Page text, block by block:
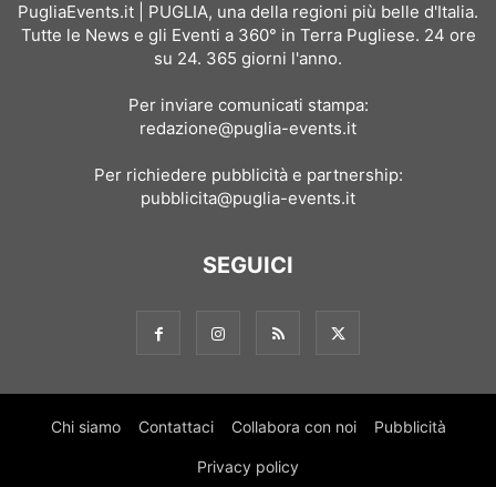
PugliaEvents.it | PUGLIA, una della regioni più belle d'Italia.
Tutte le News e gli Eventi a 360° in Terra Pugliese. 24 ore
su 24. 365 giorni l'anno.
Per inviare comunicati stampa:
redazione@puglia-events.it
Per richiedere pubblicità e partnership:
pubblicita@puglia-events.it
SEGUICI
Chi siamo Contattaci Collabora con noi Pubblicità
Privacy policy